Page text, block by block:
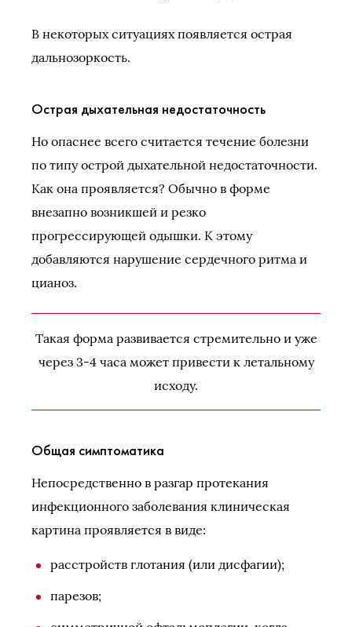
В некоторых ситуациях появляется острая
дальнозоркость.
Острая дыхательная недостаточность
Но опаснее всего считается течение болезни
по типу острой дыхательной недостаточности.
Как она проявляется? Обычно в форме
внезапно возникшей и резко
прогрессирующей одышки. К этому
добавляются нарушение сердечного ритма и
цианоз.
Такая форма развивается стремительно и уже
через 3-4 часа может привести к летальному
исходу.
Общая симптоматика
Непосредственно в разгар протекания
инфекционного заболевания клиническая
картина проявляется в виде:
расстройств глотания (или дисфагии);
парезов;